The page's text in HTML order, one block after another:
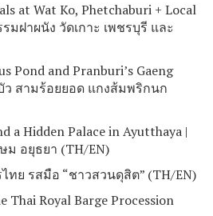
at Wat Ko, Phetchaburi + Local
มฝาผนัง วัดเกาะ เพชรบุรี และ
Pond and Pranburi’s Gaeng
ว สามร้อยยอด แกงส้มพริกนก
a Hidden Palace in Ayutthaya |
ม อยุธยา (TH/EN)
ทย รสมือ “ชาวสวนดุสิต” (TH/EN)
Thai Royal Barge Procession